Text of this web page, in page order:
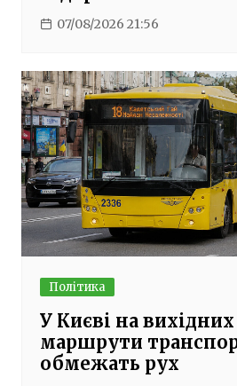
07/08/2026 21:56
Політика
У Києві на
маршрути
обмежать рух